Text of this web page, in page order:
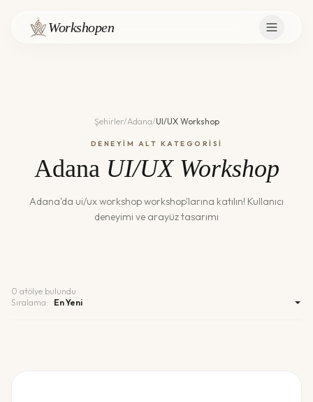
Workshopen
Şehirler/Adana/UI/UX Workshop
DENEYİM ALT KATEGORİSİ
Adana UI/UX Workshop
Adana'da ui/ux workshopworkshop'larına katılın! Kullanıcı
deneyimi ve arayüz tasarımı
0 atölye bulundu
Sıralama: